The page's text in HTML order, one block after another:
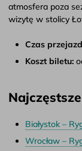
atmosfera poza
wizytę w stolicy
Czas
Koszt biletu:
Białystok –
Wrocław –